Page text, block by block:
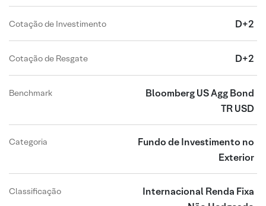
Cotação de Investimento D+2
Cotação de Resgate D+2
Benchmark
Bloomberg US Agg Bond
TR USD
Categoria
Fundo de Investimento no
Exterior
Classificação
Internacional Renda Fixa